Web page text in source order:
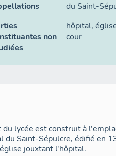
du Saint-
non
hôpital,
cour
lycée est construit à
du Saint-Sépulcre, édifié en
jouxtant l'hôpital.